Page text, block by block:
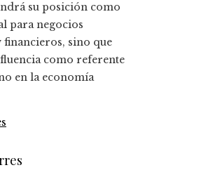
su posición como
para negocios
financieros, sino que
como referente
en la economía